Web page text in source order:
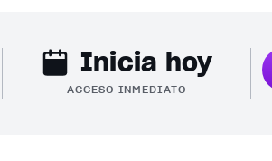
Inicia hoy
ACCESO INMEDIATO